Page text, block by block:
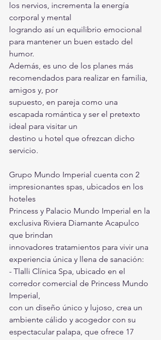
los nervios, incrementa la energía
corporal y mental
logrando así un equilibrio emocional
para mantener un buen estado del
humor.
Además, es uno de los planes más
recomendados para realizar en familia,
amigos y, por
supuesto, en pareja como una
escapada romántica y ser el pretexto
ideal para visitar un
destino u hotel que ofrezcan dicho
servicio.
Grupo Mundo Imperial cuenta con 2
impresionantes spas, ubicados en los
hoteles
Princess y Palacio Mundo Imperial en la
exclusiva Riviera Diamante Acapulco
que brindan
innovadores tratamientos para vivir una
experiencia única y llena de sanación:
- Tlalli Clínica Spa, ubicado en el
corredor comercial de Princess Mundo
Imperial,
con un diseño único y lujoso, crea un
ambiente cálido y acogedor con su
espectacular palapa, que ofrece 17